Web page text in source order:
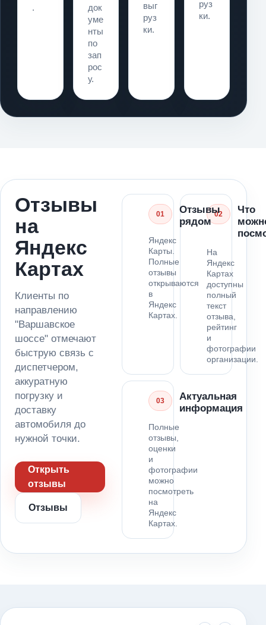
.
док
уме
нты
по
зап
рос
у.
выг
руз
ки.
руз
ки.
Отзывы
на
Яндекс
Картах
Клиенты по
направлению
"Варшавское
шоссе" отмечают
быструю связь с
диспетчером,
аккуратную
погрузку и
доставку
автомобиля до
нужной точки.
Открыть
отзывы
Отзывы
01
Отзывы
рядом
Яндекс
Карты.
Полные
отзывы
открываются
в
Яндекс
Картах.
02
Что
На
Яндекс
Картах
доступны
полный
текст
отзыва,
рейтинг
и
фотографии
организации.
03
Актуальная
информация
Полные
отзывы,
оценки
и
фотографии
можно
посмотреть
на
Яндекс
Картах.